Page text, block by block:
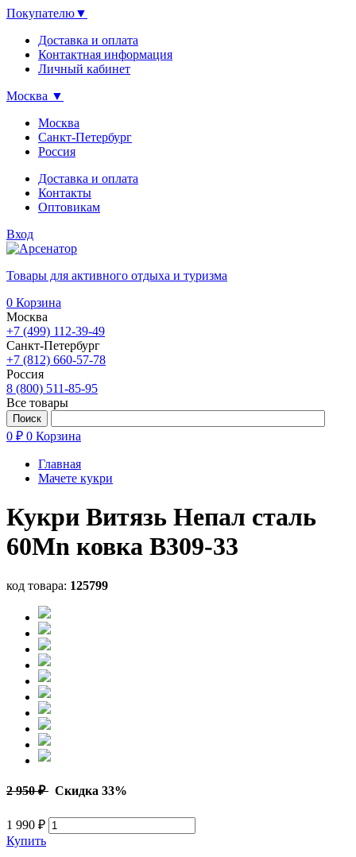
Покупателю▼
Доставка и оплата
Контактная информация
Личный кабинет
Москва ▼
Москва
Санкт-Петербург
Россия
Доставка и оплата
Контакты
Оптовикам
Вход
Товары для активного отдыха и туризма
0 Корзина
Москва
+7 (499) 112-39-49
Санкт-Петербург
+7 (812) 660-57-78
Россия
8 (800) 511-85-95
Все товары
0 ₽ 0 Корзина
Главная
Мачете кукри
Кукри Витязь Непал сталь
60Mn ковка B309-33
код товара: 125799
2 950 ₽ Скидка 33%
1 990 ₽
Купить